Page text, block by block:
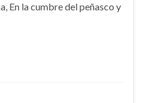
En la cumbre del peñasco y